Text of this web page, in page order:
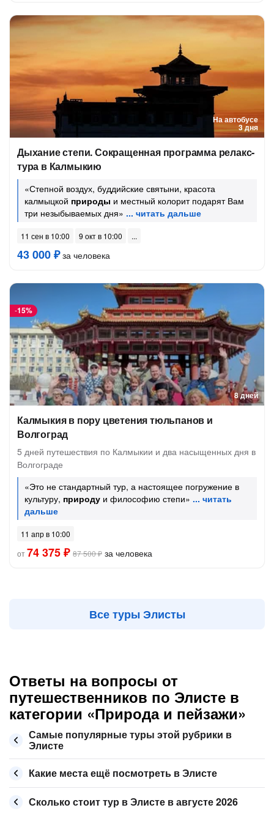
На автобусе
3 дня
Дыхание степи. Сокращенная программа релакс-
тура в Калмыкию
«Степной воздух, буддийские святыни, красота
калмыцкой природы и местный колорит подарят Вам
три незыбываемых дня»
11 сен в 10:00 9 окт в 10:00
43 000 ₽за человека
8 дней
-15%
Калмыкия в пору цветения тюльпанов и
Волгоград
5 дней путешествия по Калмыкии и два насыщенных дня в
Волгограде
«Это не стандартный тур, а настоящее погружение в
культуру, природу и философию степи»
11 апр в 10:00
от74 375 ₽ 87 500 ₽ за человека
Все туры Элисты
Ответы на вопросы от
путешественников по Элисте в
категории «Природа и пейзажи»
Самые популярные туры этой рубрики в
Элисте
Какие места ещё посмотреть в Элисте
Сколько стоит тур в Элисте в августе 2026